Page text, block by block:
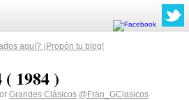
aquí? ¡Propón tu blog!
( 1984 )
Grandes Clásicos @Fran_GClasicos